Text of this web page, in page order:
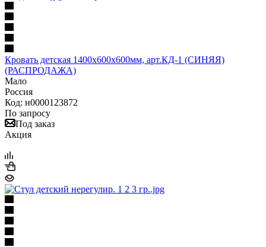
Кровать детская 1400х600х600мм, арт.КД-1 (СИНЯЯ)
(РАСПРОДАЖА)
Мало
Россия
Код: н0000123872
По запросу
Под заказ
Акция